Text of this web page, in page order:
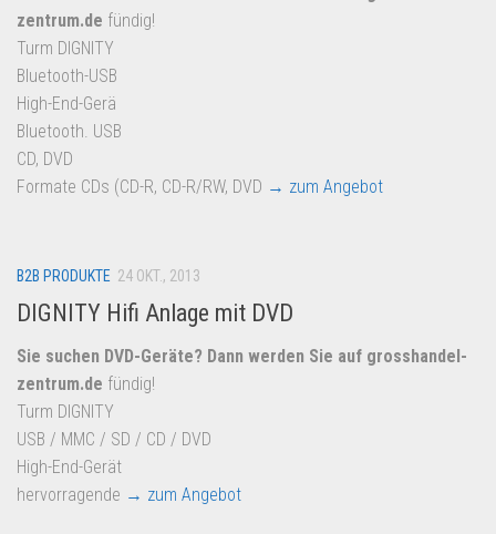
zentrum.de fündig!
Turm DIGNITY
Bluetooth-USB
High-End-Gerä
Bluetooth. USB
CD, DVD
Formate CDs (CD-R, CD-R/RW, DVD → zum Angebot
B2B PRODUKTE 24 OKT., 2013
DIGNITY Hifi Anlage mit DVD
Sie suchen DVD-Geräte? Dann werden Sie auf grosshandel-
zentrum.de fündig!
Turm DIGNITY
USB / MMC / SD / CD / DVD
High-End-Gerät
hervorragende → zum Angebot